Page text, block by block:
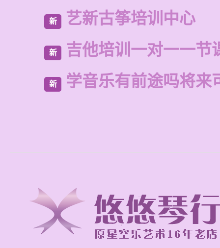
新 艺新古筝培训中心
新 吉他培训一对一一节
新 学音乐有前途吗将来